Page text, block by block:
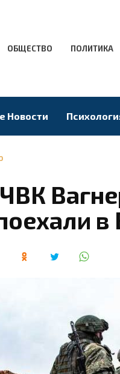
ОБЩЕСТВО ПОЛИТИКА
Новости
в